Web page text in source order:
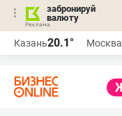
забронируй
валюту
Казань20.1° Москва